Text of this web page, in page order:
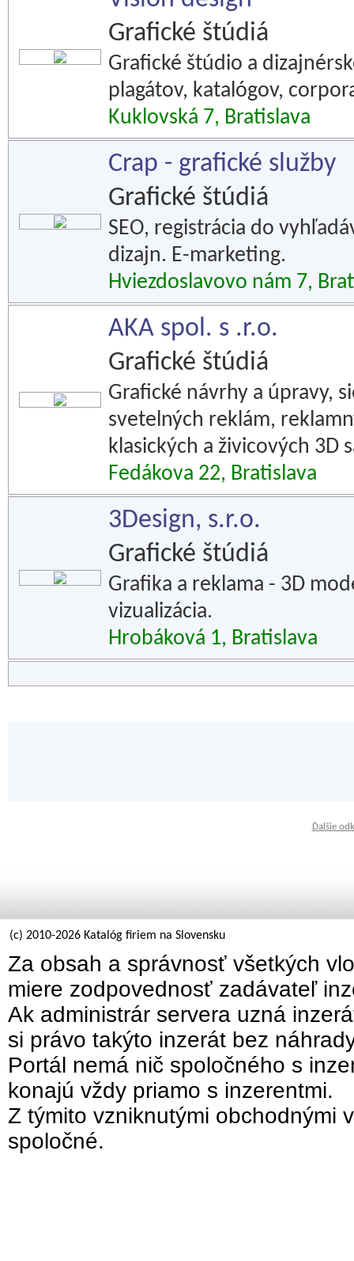
Grafické štúdiá
Grafické štúdio a
plagátov, katalógov,
Kuklovská 7, Bratislava
Crap - grafické služby
Grafické štúdiá
SEO, registrácia do
dizajn. E-marketing.
Hviezdoslavovo nám 7,
AKA spol. s .r.o.
Grafické štúdiá
Grafické návrhy a úpravy,
svetelných reklám,
klasických a živicových 3D
Fedákova 22, Bratislava
3Design, s.r.o.
Grafické štúdiá
Grafika a reklama - 3D
vizualizácia.
Hrobáková 1, Bratislava
Ďalšie
(c) 2010-2026 Katalóg firiem na Slovensku
Za obsah a správnosť všetkých
miere zodpovednosť zadávateľ
Ak administrár servera uzná
si právo takýto inzerát bez
Portál nemá nič spoločného s
konajú vždy priamo s inzerentmi.
Z týmito vzniknutými obchodnými
spoločné.